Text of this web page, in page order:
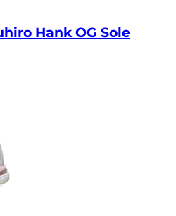
Hank OG Sole